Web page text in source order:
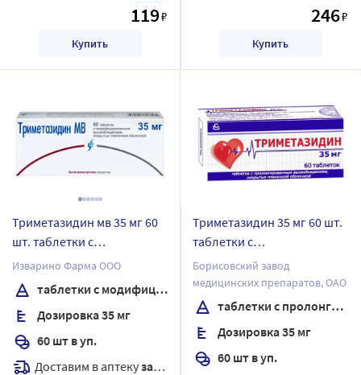
119₽
Купить
246₽
Купить
Триметазидин мв 35 мг 60
шт. таблетки с
модифицированным
высвобождением,
покрытые пленочной
оболочкой
Изварино Фарма ООО
таблетки с модифицированным высвобождением, покрытые пленочной оболочкой
Дозировка 35 мг
60 шт в уп.
Доставим в аптекузавтра
Триметазидин 35 мг 60 шт.
таблетки с
пролонгированным
высвобождением,
покрытые оболочкой
Борисовский завод
медицинских препаратов, ОАО
таблетки с пролонгированным высвобождением, покрытые оболочкой
Дозировка 35 мг
60 шт в уп.